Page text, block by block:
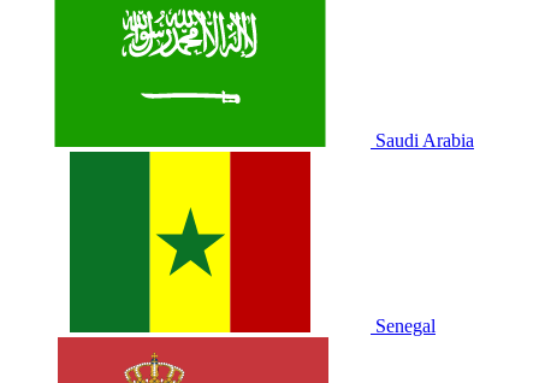
Saudi Arabia
Senegal